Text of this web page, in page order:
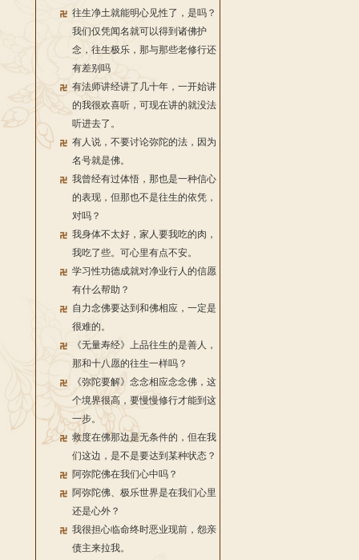
往生净土就能明心见性了，是吗？
我们仅凭闻名就可以得到诸佛护
念，往生极乐，那与那些老修行还
有差别吗
有法师讲经讲了几十年，一开始讲
的我很欢喜听，可现在讲的就没法
听进去了。
有人说，不要讨论弥陀的法，因为
名号就是佛。
我曾经有过体悟，那也是一种信心
的表现，但那也不是往生的依凭，
对吗？
我身体不太好，家人要我吃的肉，
我吃了些。可心里有点不安。
学习性功德成就对净业行人的信愿
有什么帮助？
自力念佛要达到和佛相应，一定是
很难的。
《无量寿经》上品往生的是善人，
那和十八愿的往生一样吗？
《弥陀要解》念念相应念念佛，这
个境界很高，要慢慢修行才能到这
一步。
救度在佛那边是无条件的，但在我
们这边，是不是要达到某种状态？
阿弥陀佛在我们心中吗？
阿弥陀佛、极乐世界是在我们心里
还是心外？
我很担心临命终时恶业现前，怨亲
债主来拉我。